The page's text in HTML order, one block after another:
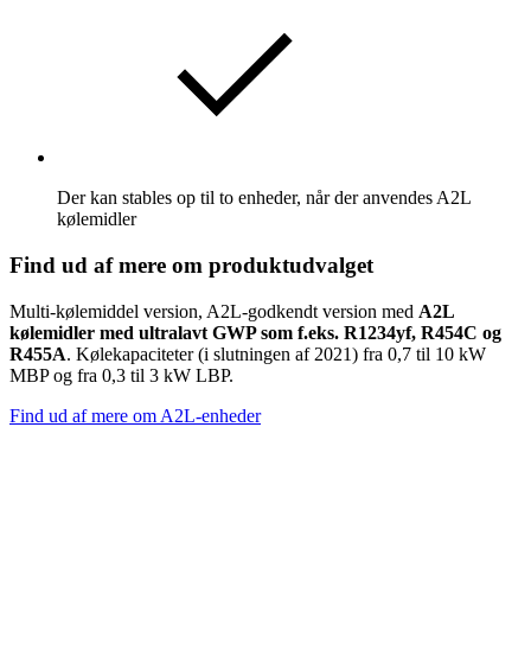
Der kan stables op til to enheder, når der anvendes A2L
kølemidler
Find ud af mere om produktudvalget
Multi-kølemiddel version, A2L-godkendt version med A2L
kølemidler med ultralavt GWP som f.eks. R1234yf, R454C og
R455A. Kølekapaciteter (i slutningen af 2021) fra 0,7 til 10 kW
MBP og fra 0,3 til 3 kW LBP.
Find ud af mere om A2L-enheder